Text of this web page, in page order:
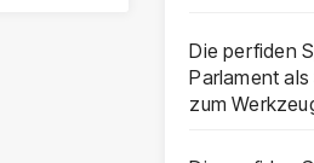
Die perfiden
Parlament
zum